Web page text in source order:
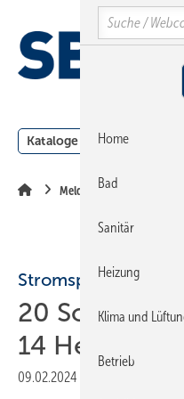
Hauptinhalt
Hauptmenü
SiteSearch
Kataloge Meldungen
Meldungen
Stromspeicher-
20
14
09.02.2024
Search
Home
Bad
Sanitär
Heizung
Klima und
Betrieb